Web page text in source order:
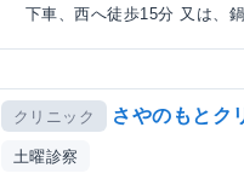
下車、西へ徒歩15分 又は、
クリニック さやのもとク
土曜診察